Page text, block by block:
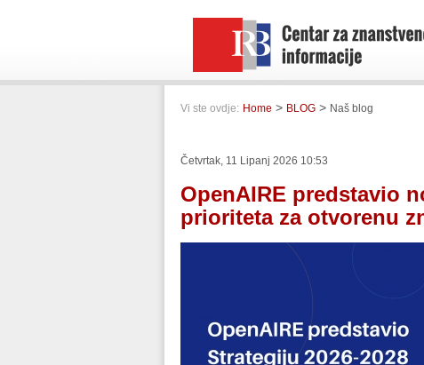
Vi ste ovdje: Home > BLOG > Naš blog
Četvrtak, 11 Lipanj 2026 10:53
OpenAIRE predstavio
prioriteta za otvorenu